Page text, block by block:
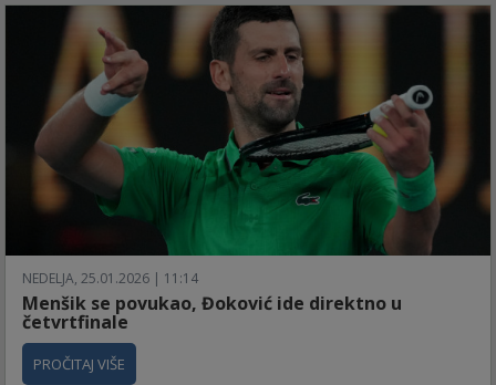
NEDELJA, 25.01.2026 | 11:14
Menšik se povukao, Đoković ide direktno u
četvrtfinale
PROČITAJ VIŠE